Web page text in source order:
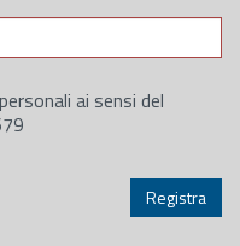
ai sensi del